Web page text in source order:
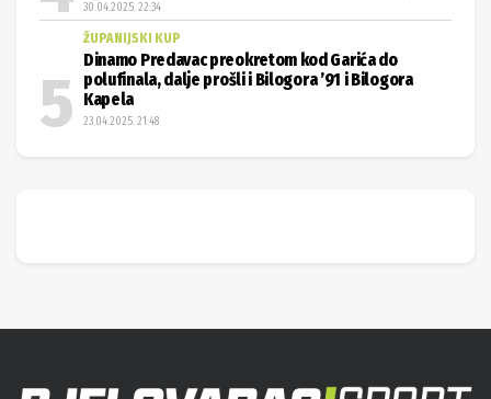
30.04.2025. 22:34
ŽUPANIJSKI KUP
Dinamo Predavac preokretom kod Garića do
polufinala, dalje prošli i Bilogora ’91 i Bilogora
Kapela
23.04.2025. 21:48